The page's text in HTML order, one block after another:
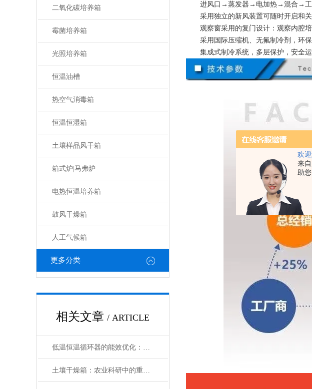
欢迎
来
助
二氧化碳培养箱
霉菌培养箱
光照培养箱
恒温油槽
热空气消毒箱
恒温恒湿箱
土壤样品风干箱
箱式炉|马弗炉
电热恒温培养箱
鼓风干燥箱
人工气候箱
更多分类
相关文章 / ARTICLE
低温恒温循环器的能效优化：如何节约能源消耗
土壤干燥箱：农业科研中的重要工具
进风口→蒸发器→电加热→混合→工
采用独立的新风装置可随时开启和
观察窗采用的复门设计：观察内腔
采用国际压缩机、无氟制冷剂，环
集成式制冷系统，多层保护，安全